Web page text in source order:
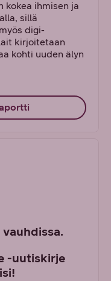
kokea ihmisen ja
sillä
digi-
kirjoitetaan
kohti uuden älyn
-uutiskirje